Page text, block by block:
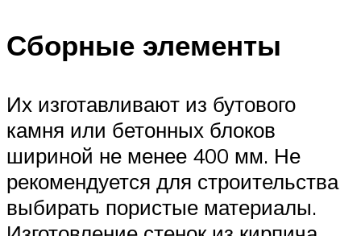
Сборные элементы
Их изготавливают из бутового
камня или бетонных блоков
шириной не менее 400 мм. Не
рекомендуется для строительства
выбирать пористые материалы.